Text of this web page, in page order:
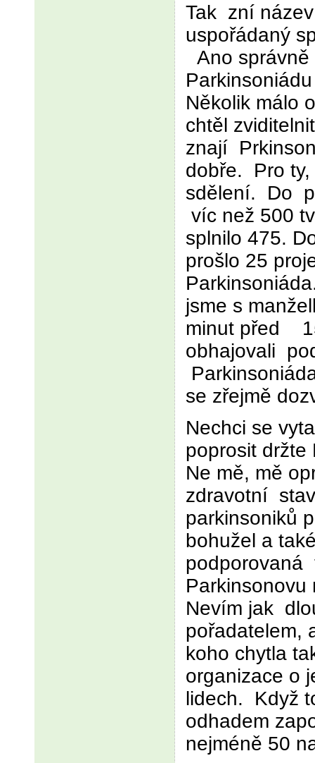
Tak zní
uspořádaný
Ano
Několik málo
chtěl
znají
dobře. Pro
sdělení. Do
víc než 500
splnilo 475.
prošlo 25
jsme s
minut před
obhajovali
se zřejmě
Nechci se
poprosit
Ne mě, mě
zdravotní
parkinsoniků
bohužel a
podporovaná
Nevím jak
pořadatelem,
koho chytla
organizace o
lidech. Když
odhadem
nejméně 50